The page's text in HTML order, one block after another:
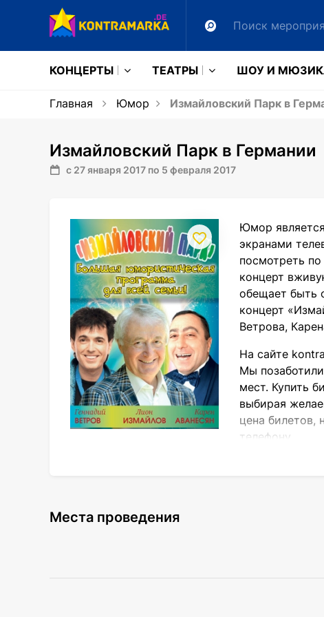
КОНЦЕРТЫ ТЕАТРЫ ШОУ И
Главная Юмор Измайловский Парк в
Измайловский Парк в Германии
с 27 января 2017 по 5 февраля 2017
Юмор
экранами
посмотреть
концерт
обещает быть
концерт
Ветрова,
На сайте
Мы
мест. Купить
выбирая
цена
телефону.
одной сцене собираются всем полюбившиеся
Они будут рассказывать о жизненных и
Места проведения